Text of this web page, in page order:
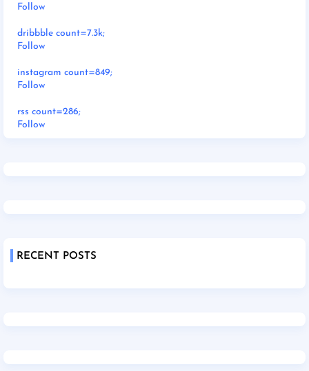
Follow
dribbble count=7.3k;
Follow
instagram count=849;
Follow
rss count=286;
Follow
RECENT POSTS